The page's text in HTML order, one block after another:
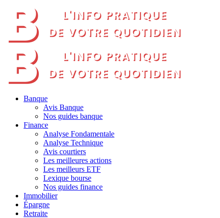
Banque
Avis Banque
Nos guides banque
Finance
Analyse Fondamentale
Analyse Technique
Avis courtiers
Les meilleures actions
Les meilleurs ETF
Lexique bourse
Nos guides finance
Immobilier
Épargne
Retraite